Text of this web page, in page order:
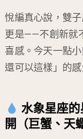
悅編真心說，雙
更是——不創新就
喜感。今天一點
還可以這樣」的
水象星座
開（巨蟹、天